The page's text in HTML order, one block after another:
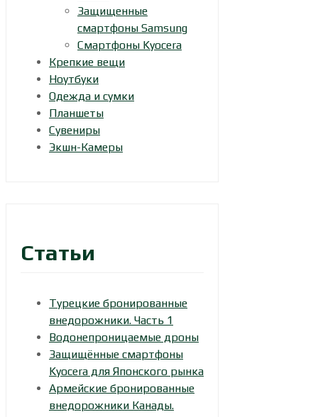
Защищенные
смартфоны Samsung
Смартфоны Kyocera
Крепкие вещи
Ноутбуки
Одежда и сумки
Планшеты
Сувениры
Экшн-Камеры
Статьи
Турецкие бронированные
внедорожники. Часть 1
Водонепроницаемые дроны
Защищённые смартфоны
Kyocera для Японского рынка
Армейские бронированные
внедорожники Канады.